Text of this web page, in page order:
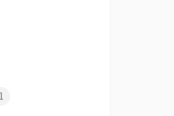
1